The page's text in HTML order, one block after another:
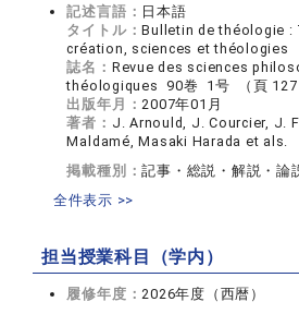
記述言語： 日本語
タイトル：Bulletin de théologie :
création, sciences et théologies
誌名： Revue des sciences
théologiques 90巻 1号 （頁 127
出版年月：2007年01月
著者： J. Arnould, J. Courcier, J.
Maldamé, Masaki Harada et als.
掲載種別：記事・総説・解説・論
全件表示 >>
担当授業科目（学内）
履修年度：2026年度（西暦）